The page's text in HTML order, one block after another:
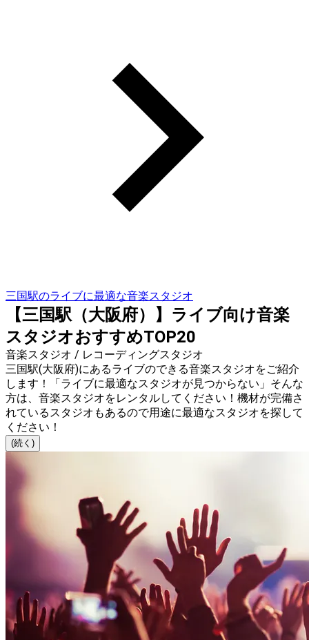
三国駅のライブに最適な音楽スタジオ
【三国駅（大阪府）】ライブ向け音楽
スタジオおすすめTOP20
音楽スタジオ / レコーディングスタジオ
三国駅(大阪府)にあるライブのできる音楽スタジオをご紹介
します！「ライブに最適なスタジオが見つからない」そんな
方は、音楽スタジオをレンタルしてください！機材が完備さ
れているスタジオもあるので用途に最適なスタジオを探して
ください！
(続く)